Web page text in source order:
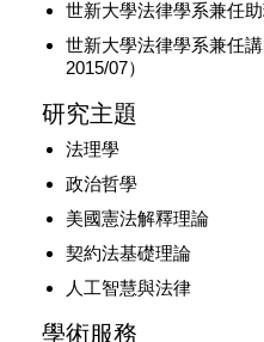
世新大學法律學系兼任助
世新大學法律學系兼任
2015/07）
研究主題
法理學
政治哲學
美國憲法解釋理論
契約法基礎理論
人工智慧與法律
學術服務